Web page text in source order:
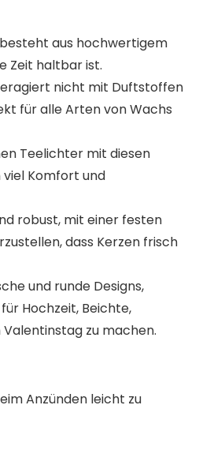
aus hochwertigem
Zeit haltbar ist.
nicht mit Duftstoffen
für alle Arten von Wachs
Teelichter mit diesen
viel Komfort und
robust, mit einer festen
dass Kerzen frisch
und runde Designs,
Hochzeit, Beichte,
zu machen.
Anzünden leicht zu